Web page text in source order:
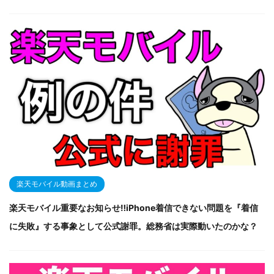
楽天モバイル動画まとめ
楽天モバイル重要なお知らせ‼iPhone着信できない問題を『着信
に失敗』する事象として公式謝罪。総務省は実際動いたのかな？